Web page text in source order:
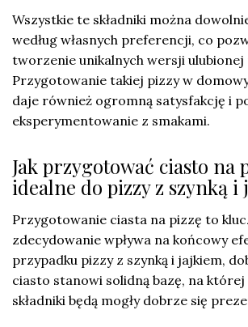
Wszystkie te składniki można
według własnych preferencji, co
tworzenie unikalnych wersji ulubionej
Przygotowanie takiej pizzy w
daje również ogromną satysfakcję i
eksperymentowanie z smakami.
Jak przygotować ciasto na
idealne do pizzy z szynką i
Przygotowanie ciasta na pizzę to
zdecydowanie wpływa na końcowy
przypadku pizzy z szynką i jajkiem,
ciasto stanowi solidną bazę, na
składniki będą mogły dobrze się